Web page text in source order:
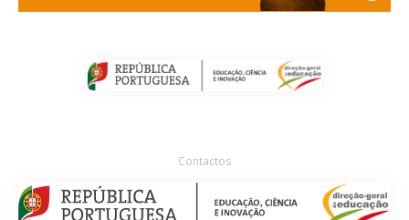
Contactos